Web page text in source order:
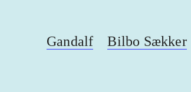
Gandalf Bilbo Sækker